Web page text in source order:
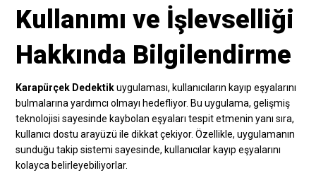
Kullanımı ve İşlevselliği
Hakkında Bilgilendirme
Karapürçek Dedektikuygulaması, kullanıcıların kayıp eşyalarını
bulmalarına yardımcı olmayı hedefliyor. Bu uygulama, gelişmiş
teknolojisi sayesinde kaybolan eşyaları tespit etmenin yanı sıra,
kullanıcı dostu arayüzü ile dikkat çekiyor. Özellikle, uygulamanın
sunduğu takip sistemi sayesinde, kullanıcılar kayıp eşyalarını
kolayca belirleyebiliyorlar.